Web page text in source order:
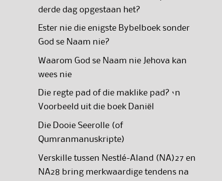
derde dag opgestaan het?
Ester nie die enigste Bybelboek sonder
God se Naam nie?
Waarom God se Naam nie Jehova kan
wees nie
Die regte pad of die maklike pad? ‘n
Voorbeeld uit die boek Daniël
Die Dooie Seerolle (of
Qumranmanuskripte)
Verskille tussen Nestlé-Aland (NA)27 en
NA28 bring merkwaardige tendens na